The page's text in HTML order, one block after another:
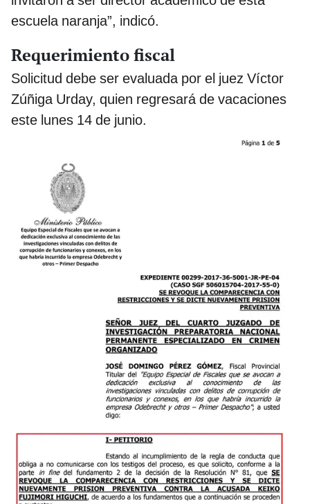
escuela naranja”, indicó.
Requerimiento fiscal
Solicitud debe ser evaluada por el juez Víctor
Zúñiga Urday, quien regresará de vacaciones
este lunes 14 de junio.